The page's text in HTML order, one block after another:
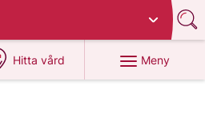
Hitta vård
på 1177.se
Meny